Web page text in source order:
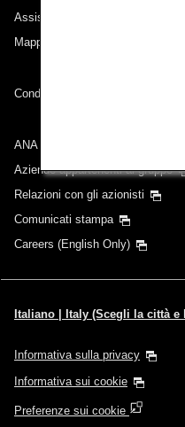
Assistenza tecnica (Accessibilità)
Mappa del sito
Condizioni di trasporto
ANA Group
Aziende appartenenti al gruppo
Relazioni con gli azionisti
Comunicati stampa
Careers (English Only)
Italiano | Italy (Scegli la città e
Informativa sulla privacy
Informativa sui cookie
Preferenze sui cookie